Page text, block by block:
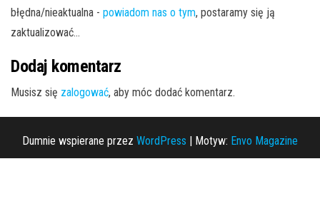
błędna/nieaktualna - powiadom nas o tym, postaramy się ją
zaktualizować...
Dodaj komentarz
Musisz się zalogować, aby móc dodać komentarz.
Dumnie wspierane przez WordPress | Motyw: Envo Magazine